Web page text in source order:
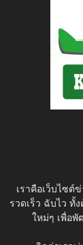
เราคือเว็บไซต์
รวดเร็ว ฉับไว ทั้
ใหม่ๆ เพื่อพั